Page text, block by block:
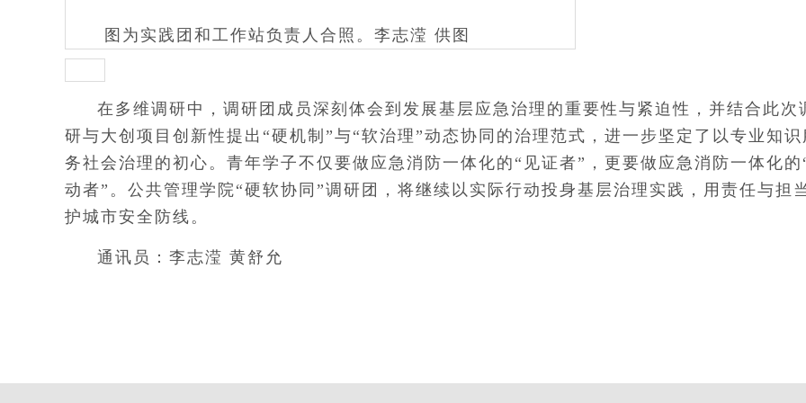
图为实践团和工作站负责人合照。李志滢 供图
在多维调研中，调研团成员深刻体会到发展基层应急治理的重要性与紧迫性，并结合此次
研与大创项目创新性提出“硬机制”与“软治理”动态协同的治理范式，进一步坚定了以专业知识
务社会治理的初心。青年学子不仅要做应急消防一体化的“见证者”，更要做应急消防一体化的
动者”。公共管理学院“硬软协同”调研团，将继续以实际行动投身基层治理实践，用责任与担
护城市安全防线。
通讯员：李志滢 黄舒允